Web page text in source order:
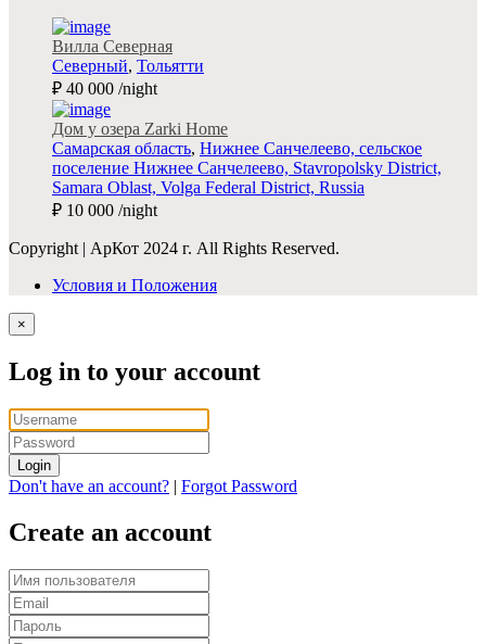
Вилла Северная
Северный, Тольятти
₽ 40 000 /night
Дом у озера Zarki Home
Самарская область, Нижнее Санчелеево, сельское
поселение Нижнее Санчелеево, Stavropolsky District,
Samara Oblast, Volga Federal District, Russia
₽ 10 000 /night
Copyright | АрКот 2024 г. All Rights Reserved.
Условия и Положения
×
Log in to your account
Login
Don't have an account? | Forgot Password
Create an account